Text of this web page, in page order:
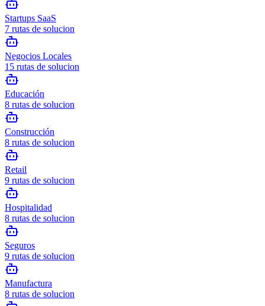
Startups SaaS
7 rutas de solucion
Negocios Locales
15 rutas de solucion
Educación
8 rutas de solucion
Construcción
8 rutas de solucion
Retail
9 rutas de solucion
Hospitalidad
8 rutas de solucion
Seguros
9 rutas de solucion
Manufactura
8 rutas de solucion